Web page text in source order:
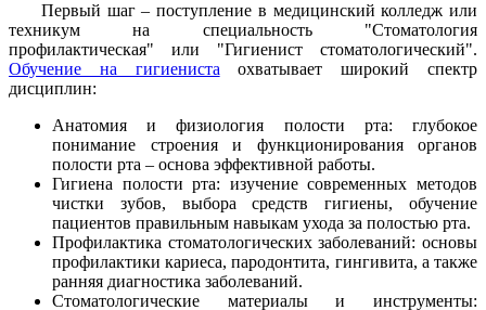
Первый шаг – поступление в медицинский колледж или
техникум на специальность "Стоматология
профилактическая" или "Гигиенист стоматологический".
Обучение на гигиениста охватывает широкий спектр
дисциплин:
Анатомия и физиология полости рта: глубокое
понимание строения и функционирования органов
полости рта – основа эффективной работы.
Гигиена полости рта: изучение современных методов
чистки зубов, выбора средств гигиены, обучение
пациентов правильным навыкам ухода за полостью рта.
Профилактика стоматологических заболеваний: основы
профилактики кариеса, пародонтита, гингивита, а также
ранняя диагностика заболеваний.
Стоматологические материалы и инструменты: